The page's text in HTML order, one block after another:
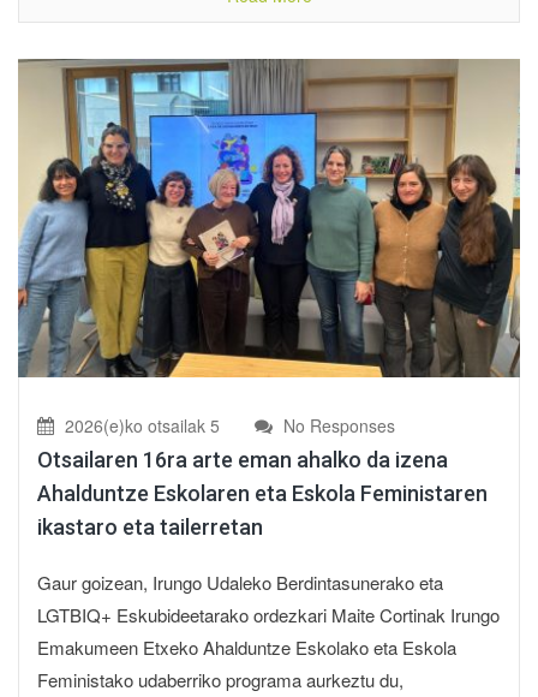
2026(e)ko otsailak 5 No Responses
Otsailaren 16ra arte eman ahalko da izena
Ahalduntze Eskolaren eta Eskola Feministaren
ikastaro eta tailerretan
Gaur goizean, Irungo Udaleko Berdintasunerako eta
LGTBIQ+ Eskubideetarako ordezkari Maite Cortinak Irungo
Emakumeen Etxeko Ahalduntze Eskolako eta Eskola
Feministako udaberriko programa aurkeztu du,